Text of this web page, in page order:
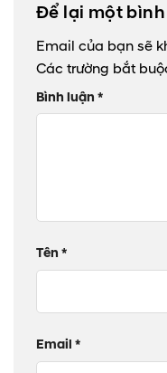
Để lại một
Email của bạn sẽ
Các trường bắt
Bình luận *
Tên *
Email *